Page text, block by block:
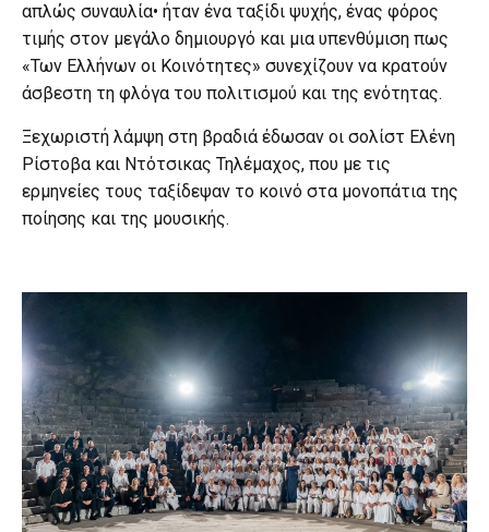
απλώς συναυλία• ήταν ένα ταξίδι ψυχής, ένας φόρος
τιμής στον μεγάλο δημιουργό και μια υπενθύμιση πως
«Των Ελλήνων οι Κοινότητες» συνεχίζουν να κρατούν
άσβεστη τη φλόγα του πολιτισμού και της ενότητας.
Ξεχωριστή λάμψη στη βραδιά έδωσαν οι σολίστ Ελένη
Ρίστοβα και Ντότσικας Τηλέμαχος, που με τις
ερμηνείες τους ταξίδεψαν το κοινό στα μονοπάτια της
ποίησης και της μουσικής.